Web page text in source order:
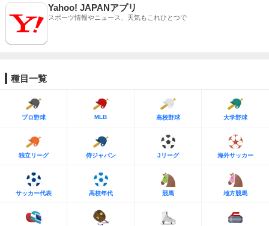
Yahoo! JAPANアプリ
スポーツ情報やニュース、天気もこれひとつで
種目一覧
プロ野球 MLB 高校野球 大学野球
独立リーグ 侍ジャパン Jリーグ 海外サッカー
サッカー代表 高校年代 競馬 地方競馬